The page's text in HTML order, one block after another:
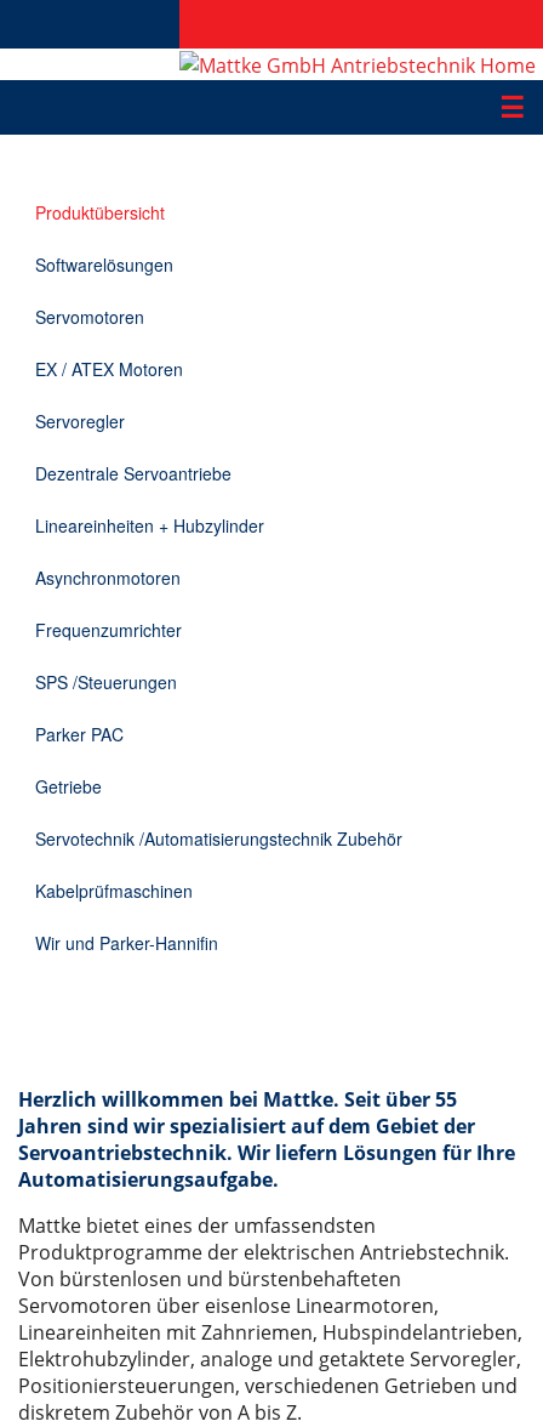
☰
Applikationen
Informationen
Downloads
Kontakt
Produktübersicht
Softwarelösungen
Servomotoren
EX / ATEX Motoren
Servoregler
Dezentrale Servoantriebe
Lineareinheiten + Hubzylinder
Asynchronmotoren
Frequenzumrichter
SPS /Steuerungen
Parker PAC
Getriebe
Servotechnik /Automatisierungstechnik Zubehör
Kabelprüfmaschinen
Wir und Parker-Hannifin
Herzlich willkommen bei Mattke. Seit über 55
Jahren sind wir spezialisiert auf dem Gebiet der
Servoantriebstechnik. Wir liefern Lösungen für Ihre
Automatisierungsaufgabe.
Mattke bietet eines der umfassendsten
Produktprogramme der elektrischen Antriebstechnik.
Von bürstenlosen und bürstenbehafteten
Servomotoren über eisenlose Linearmotoren,
Lineareinheiten mit Zahnriemen, Hubspindelantrieben,
Elektrohubzylinder, analoge und getaktete Servoregler,
Positioniersteuerungen, verschiedenen Getrieben und
diskretem Zubehör von A bis Z.